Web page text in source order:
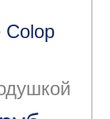
Colop